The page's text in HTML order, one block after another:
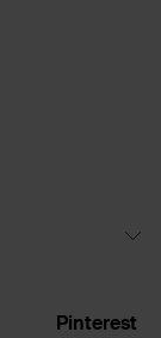
Pinterest